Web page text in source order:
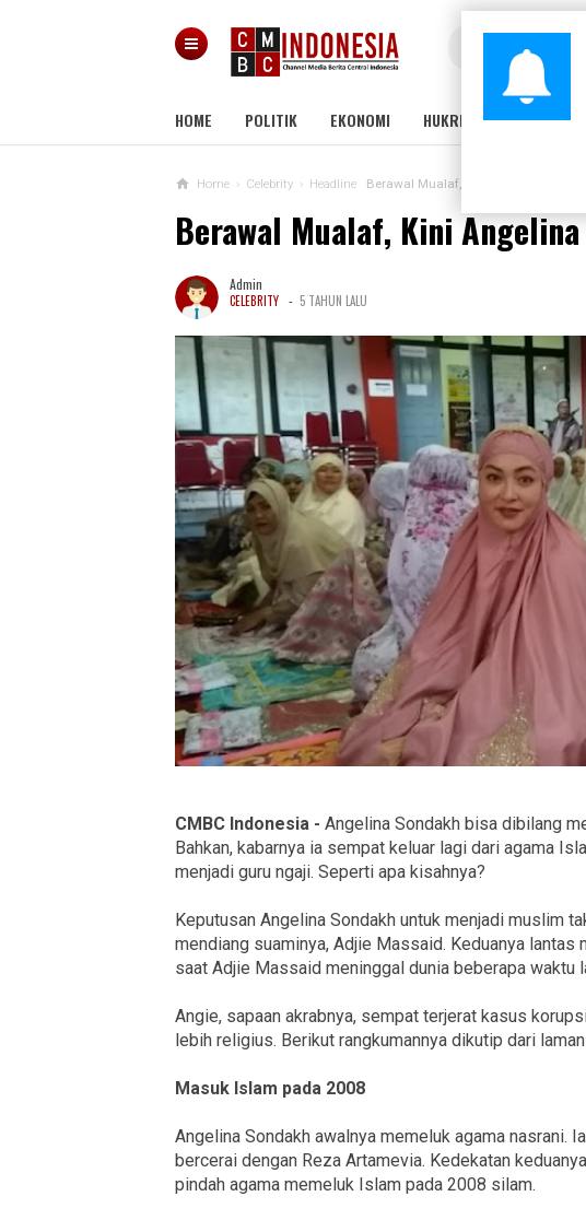
HOME POLITIK EKONOMI HUKRIM PERISTIWA
Home › Celebrity › Headline Berawal Mualaf, Kini Angelina
Berawal Mualaf, Kini
Admin
CELEBRITY - 5 TAHUN LALU
CMBC Indonesia - Angelina Sondakh bisa dibilang
Bahkan, kabarnya ia sempat keluar lagi dari agama
menjadi guru ngaji. Seperti apa kisahnya?
Keputusan Angelina Sondakh untuk menjadi muslim
mendiang suaminya, Adjie Massaid. Keduanya lantas
saat Adjie Massaid meninggal dunia beberapa waktu
Angie, sapaan akrabnya, sempat terjerat kasus
lebih religius. Berikut rangkumannya dikutip dari
Masuk Islam pada 2008
Angelina Sondakh awalnya memeluk agama nasrani.
bercerai dengan Reza Artamevia. Kedekatan
pindah agama memeluk Islam pada 2008 silam.